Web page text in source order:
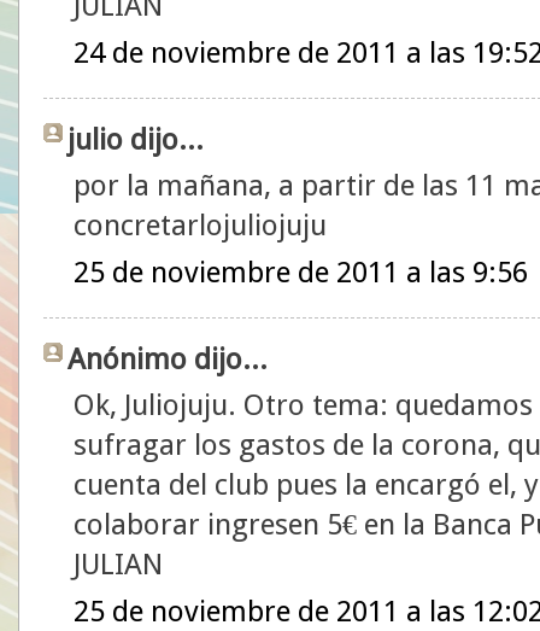
24 de noviembre de 2011 a las
julio dijo...
por la mañana, a partir de las 11
concretarlojuliojuju
25 de noviembre de 2011 a las 9:56
Anónimo dijo...
Ok, Juliojuju. Otro tema:
sufragar los gastos de la corona,
cuenta del club pues la encargó el,
colaborar ingresen 5€ en la Banca
JULIAN
25 de noviembre de 2011 a las